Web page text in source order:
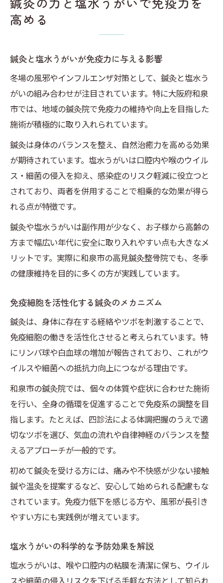
高める
鍼灸と塩水うがいが免疫力に与える影響
冬場の風邪やインフルエンザ対策として、鍼灸と塩水う
がいの組み合わせが注目されています。特に大阪府和泉
市では、地域の鍼灸院で免疫力の維持や向上を目指した
施術が積極的に取り入れられています。
鍼灸は身体のバランスを整え、自然治癒力を高める効果
が期待されています。塩水うがいは口腔内や喉のウイル
ス・細菌の侵入を抑え、感染症のリスク軽減に役立つと
されており、両者を併用することで相乗的な効果が得ら
れる点が特徴です。
鍼灸や塩水うがいは副作用が少なく、お子様から高齢の
方まで幅広い年代に安全に取り入れやすい点も大きなメ
リットです。実際に和泉市の高見鍼灸整骨院でも、冬季
の健康維持を目的に多くの方が実践しています。
免疫細胞を活性化する鍼灸のメカニズム
鍼灸は、身体に存在する経絡やツボを刺激することで、
免疫細胞の働きを活性化させると考えられています。特
にリンパ球や白血球の増加が報告されており、これがウ
イルスや細菌への抵抗力向上につながる理由です。
和泉市の鍼灸院では、個々の体質や症状に合わせた施術
を行い、全身の循環を促進することで免疫系の調整を目
指します。たとえば、四診法による体調把握のうえで適
切なツボを選び、気血の流れや自律神経のバランスを整
えるアプローチが一般的です。
初めて鍼灸を受ける方には、痛みや不快感が少ない接触
鍼や温灸を提案するなど、安心して始められる配慮もな
されています。免疫力低下を感じる方や、風邪が長引き
やすい方にも実践例が増えています。
塩水うがいの科学的な予防効果を解説
塩水うがいは、喉や口腔内の粘膜を清潔に保ち、ウイル
スや細菌の侵入リスクを下げる手軽な方法として知られ